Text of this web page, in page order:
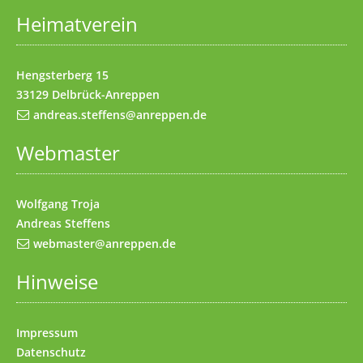
Impressum(Access key 8)
Kontakt(Access key 9)
Heimatverein
Hengsterberg 15
33129 Delbrück-Anreppen
andreas.steffens@anreppen.de
Webmaster
Wolfgang Troja
Andreas Steffens
webmaster@anreppen.de
Hinweise
Impressum
Datenschutz